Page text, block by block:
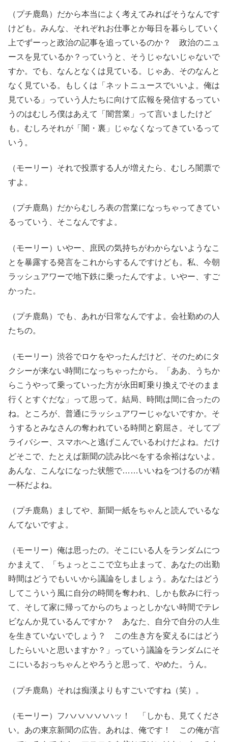
（プチ鹿島）だから本当によく考えてみればそうなんです
けども。みんな、それぞれお仕事とか毎日を暮らしていく
上でずーっと政治の記事を追っているのか？ 政治のニュ
ースを見ているか？っていうと、そうじゃないじゃないで
すか。でも、なんとなくは見ている。じゃあ、そのなんと
なく見ている。もしくは「ネットニュースでいいよ。俺は
見ている」っていう人たちに向けて広報を発信するってい
うのはむしろ僕はあえて「闇営業」って言いましたけど
も。むしろそれが「闇・裏」じゃなくなってきているって
いう。
（モーリー）それで投票する人が増えたら、むしろ闇票で
すよ。
（プチ鹿島）だからむしろ表の営業になっちゃってきてい
るっていう、そこなんですよ。
（モーリー）いやー、庶民の気持ちがわからないようなこ
とを暴露する発言をこれからするんですけども。私、今朝
ラッシュアワーで地下鉄に乗ったんですよ。いやー、すご
かった。
（プチ鹿島）でも、あれが日常なんですよ。会社勤めの人
たちの。
（モーリー）渋谷でロケをやったんだけど、そのためにタ
クシーが来ない時間になっちゃったから。「ああ、うちか
らこうやって乗っていった方が永田町乗り換えでそのまま
行くとすぐだな」って思って。結局、時間は間に合ったの
ね。ところが、普通にラッシュアワーじゃないですか。そ
うするとみなさんの奪われている時間と窮屈さ。そしてプ
ライバシー、スマホへと逃げこんでいるわけだよね。だけ
どそこで、たとえば新聞の読み比べをする余裕はないよ。
あんな、こんなになった状態で……いいねをつけるのが精
一杯だよね。
（プチ鹿島）ましてや、新聞一紙をちゃんと読んでいるな
んてないですよ。
（モーリー）俺は思ったの。そこにいる人をランダムにつ
かまえて、「ちょっとここで立ち止まって、あなたの出勤
時間はどうでもいいから議論をしましょう。あなたはどう
してこういう風に自分の時間を奪われ、しかも飲みに行っ
て、そして家に帰ってからのちょっとしかない時間でテレ
ビなんか見ているんですか？ あなた、自分で自分の人生
を生きていないでしょう？ この生き方を変えるにはどう
したらいいと思いますか？」っていう議論をランダムにそ
こにいるおっちゃんとやろうと思って、やめた。うん。
（プチ鹿島）それは痴漢よりもすごいですね（笑）。
（モーリー）フハハハハハハッ！ 「しかも、見てくださ
い。あの東京新聞の広告。あれは、俺です！ この俺が言